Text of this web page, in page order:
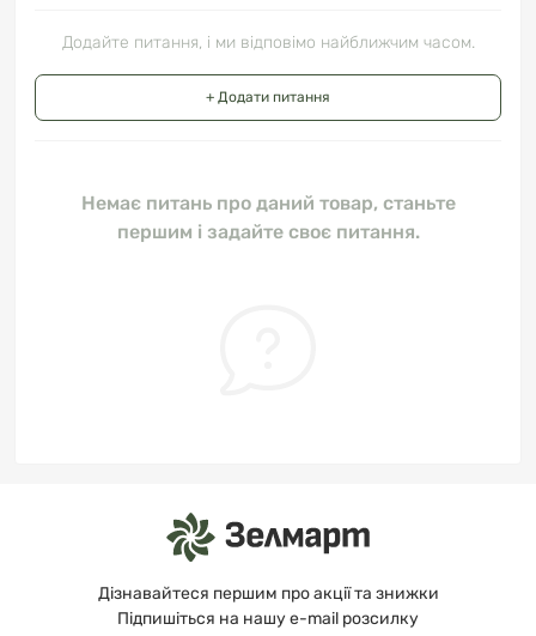
Додайте питання, і ми відповімо найближчим часом.
+ Додати питання
Немає питань про даний товар, станьте
першим і задайте своє питання.
Дізнавайтеся першим про акції та знижки
Підпишіться на нашу e-mail розсилку